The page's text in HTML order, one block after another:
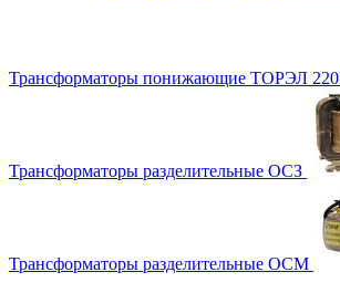
Трансформаторы понижающие ТОРЭЛ
Трансформаторы разделительные ОСЗ
Трансформаторы разделительные ОСМ